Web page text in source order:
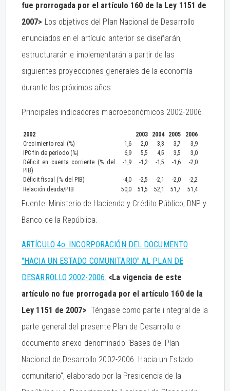
fue prorrogada por el artículo 160 de la Ley 1151 de
2007> Los objetivos del Plan Nacional de Desarrollo
enunciados en el artículo anterior se diseñarán,
estructurarán e implementarán a partir de las
siguientes proyecciones generales de la economía
durante los próximos años:
Principales indicadores macroeconómicos 2002-2006
2002 2003 2004 2005
2006
Crecimiento real (%)
1,6 2,0 3,3 3,7
3,9
IPC fin de período (%)
6,9 5,5 4,5 3,5
3,0
Déficit en cuenta corriente (% del
PIB)
-1,9 -1,2 -1,5 -1,6 -2,0
Déficit fiscal (% del PIB) -4,0 -2,5 -2,1 -2,0
-2,2
Relación deuda/PIB
50,0 51,5 52,1 51,7 51,4
Fuente: Ministerio de Hacienda y Crédito Público, DNP y
Banco de la República.
ARTÍCULO 4o. INCORPORACIÓN DEL DOCUMENTO
"HACIA UN ESTADO COMUNITARIO" AL PLAN DE
DESARROLLO 2002-2006. <La vigencia de este
artículo no fue prorrogada por el artículo 160 de la
Ley 1151 de 2007> Téngase como parte i ntegral de la
parte general del presente Plan de Desarrollo el
documento anexo denominado "Bases del Plan
Nacional de Desarrollo 2002-2006. Hacia un Estado
comunitario", elaborado por la Presidencia de la